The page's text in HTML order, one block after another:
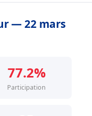
— 22 mars
77.2%
Participation